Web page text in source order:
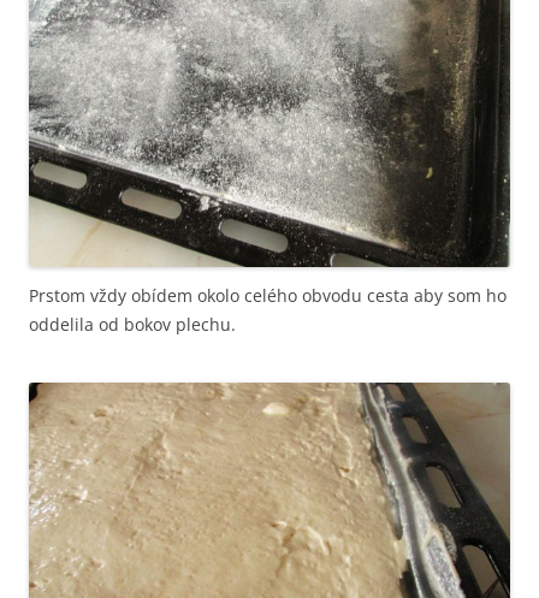
Prstom vždy obídem okolo celého obvodu cesta aby som ho
oddelila od bokov plechu.